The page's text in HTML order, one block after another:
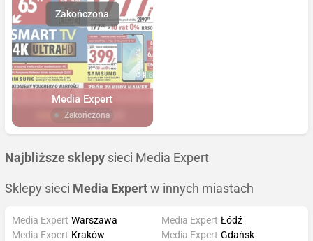
Media Expert
Zakończona
Najbliższe sklepy sieci Media Expert
Sklepy sieci Media Expert w innych miastach
Media Expert Warszawa
Media Expert Kraków
Media Expert Łódź
Media Expert Gdańsk